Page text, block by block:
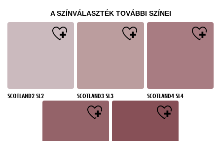
A SZÍNVÁLASZTÉK TOVÁBBI SZÍNEI
SCOTLAND2 SL2 SCOTLAND3 SL3 SCOTLAND4 SL4